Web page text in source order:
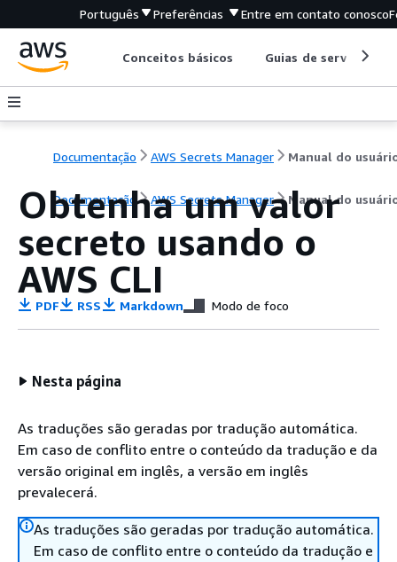
Português Preferências Entre em contato conosco
Conceitos básicos Guias de serviço
Documentação AWS Secrets Manager Manual do
Documentação AWS Secrets Manager Manual do
Obtenha um valor
secreto usando o
AWS CLI
PDF RSS Markdown Modo de foco
Nesta página
As traduções são geradas por tradução automática.
Em caso de conflito entre o conteúdo da tradução e da
versão original em inglês, a versão em inglês
prevalecerá.
As traduções são geradas por tradução automática.
Em caso de conflito entre o conteúdo da tradução e